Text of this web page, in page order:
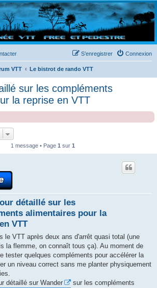
vtt et pédestre de Bretagne . Bonne navigation sur le site
!
Connexion
S’enregistrer
VTT Le bistrot de rando VTT
sur les compléments
la reprise en VTT
1 message • Page 1 sur 1
détaillé sur les
alimentaires pour la
VTT
le VTT après deux ans d'arrêt quasi total (une
la flemme, on connaît tous ça). Au moment de
tester quelques compléments pour accélérer la
un niveau correct sans me planter physiquement
détaillé sur Wander
sur les compléments